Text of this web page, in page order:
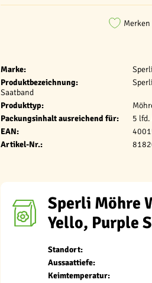
Marke:
Sperli
Produktbezeichnung:
Saatband
Produkttyp:
Packungsinhalt ausreichend für:
5
EAN:
Artikel-Nr.:
Merken
Sperli Möhre
Yello, Purple
Standort:
Aussaattiefe:
Keimtemperatur: